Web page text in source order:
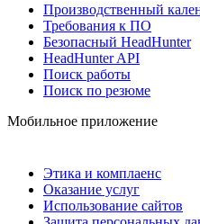
Производственный
Требования к ПО
Безопасный HeadHunter
HeadHunter API
Поиск работы
Поиск по резюме
Мобильное приложение
Этика и комплаенс
Оказание услуг
Использование сайтов